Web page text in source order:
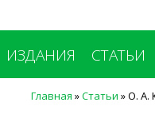
ИЗДАНИЯ СТАТЬИ
Главная »Статьи »О. А.